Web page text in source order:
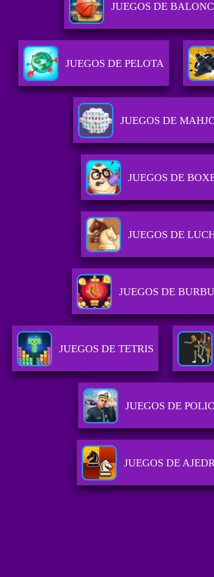
JUEGOS DE
JUEGOS DE PELOTA
JUEGOS DE
JUEGOS DE
JUEGOS DE
JUEGOS DE
JUEGOS DE TETRIS
JUEGOS DE
JUEGOS DE